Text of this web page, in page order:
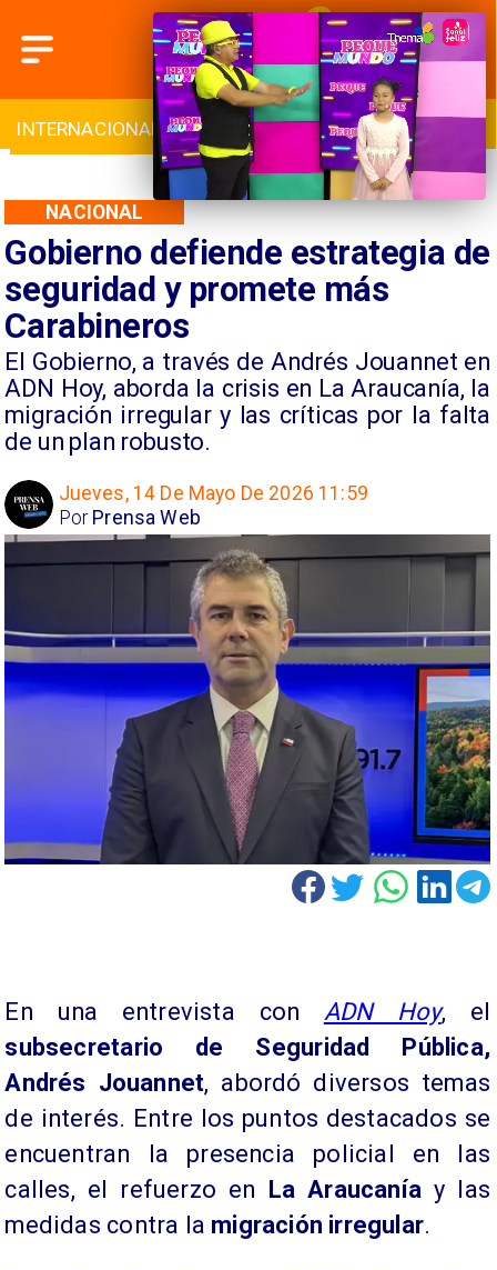
INTERNACIONAL DEPORTES CULTURA
Gobierno defiende estrategia de
seguridad y promete más
Carabineros
El Gobierno, a través de Andrés Jouannet en
ADN Hoy, aborda la crisis en La Araucanía, la
migración irregular y las críticas por la falta
de un plan robusto.
NACIONAL
Jueves, 14 De Mayo De 2026 11:59
Prensa Web
Por
En una entrevista con ADN Hoy, el
subsecretario de Seguridad Pública,
Andrés Jouannet, abordó diversos temas
de interés. Entre los puntos destacados se
encuentran la presencia policial en las
calles, el refuerzo en La Araucanía y las
medidas contra la migración irregular.